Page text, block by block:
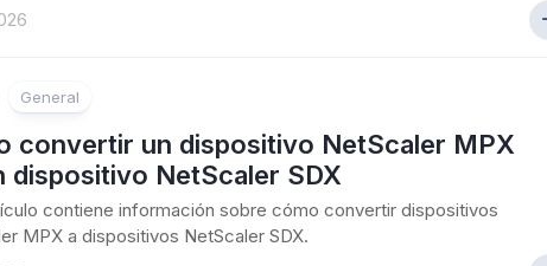
General
convertir un dispositivo NetScaler MPX
dispositivo NetScaler SDX
contiene información sobre cómo convertir dispositivos
MPX a dispositivos NetScaler SDX.